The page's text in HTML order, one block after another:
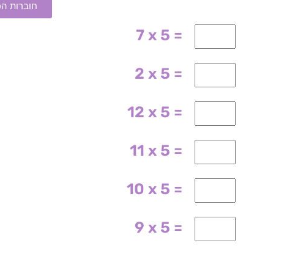
7 x 5 =
2 x 5 =
12 x 5 =
11 x 5 =
10 x 5 =
9 x 5 =
חוברות